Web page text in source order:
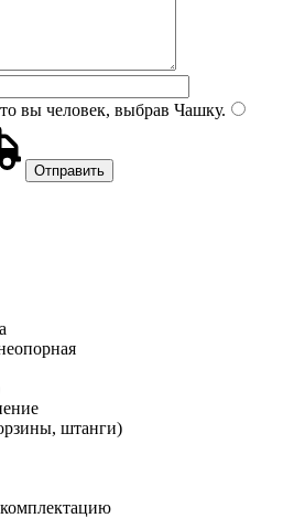
вы человек, выбрав Чашку.
штанги)
комплектацию